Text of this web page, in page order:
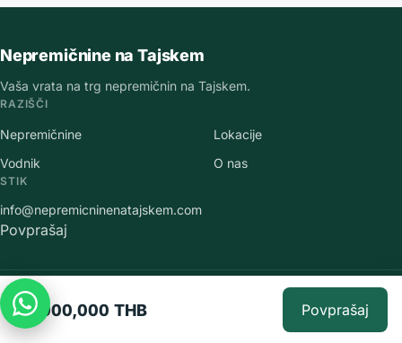
78,000,000 THB Povprašaj
Nepremičnine na Tajskem
Vaša vrata na trg nepremičnin na Tajskem.
RAZIŠČI
Nepremičnine
Lokacije
Vodnik
O nas
STIK
info@nepremicninenatajskem.com
Povprašaj
© 2026 Nepremičnine na Tajskem Vse pravice pridržane.
Varstvo osebnih podatkov·